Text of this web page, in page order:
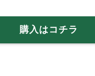
購入はコチラ